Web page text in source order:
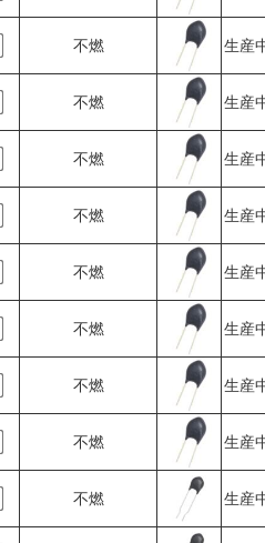
不燃 生産
不燃 生産
不燃 生産
不燃 生産
不燃 生産
不燃 生産
不燃 生産
不燃 生産
不燃 生産